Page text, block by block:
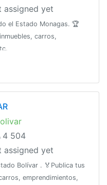
assigned yet
el Estado Monagas. 🏆
carros,
4 504
assigned yet
Bolívar . 🏅Publica tus
emprendimientos,